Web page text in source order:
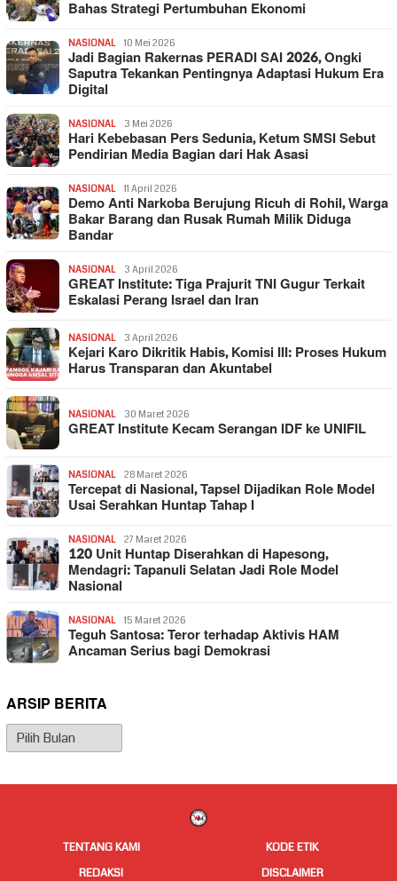
Bahas Strategi Pertumbuhan Ekonomi
NASIONAL 10 Mei 2026
Jadi Bagian Rakernas PERADI SAI 2026, Ongki
Saputra Tekankan Pentingnya Adaptasi Hukum Era
Digital
NASIONAL 3 Mei 2026
Hari Kebebasan Pers Sedunia, Ketum SMSI Sebut
Pendirian Media Bagian dari Hak Asasi
NASIONAL 11 April 2026
Demo Anti Narkoba Berujung Ricuh di Rohil, Warga
Bakar Barang dan Rusak Rumah Milik Diduga
Bandar
NASIONAL 3 April 2026
GREAT Institute: Tiga Prajurit TNI Gugur Terkait
Eskalasi Perang Israel dan Iran
NASIONAL 3 April 2026
Kejari Karo Dikritik Habis, Komisi III: Proses Hukum
Harus Transparan dan Akuntabel
NASIONAL 30 Maret 2026
GREAT Institute Kecam Serangan IDF ke UNIFIL
NASIONAL 28 Maret 2026
Tercepat di Nasional, Tapsel Dijadikan Role Model
Usai Serahkan Huntap Tahap I
NASIONAL 27 Maret 2026
120 Unit Huntap Diserahkan di Hapesong,
Mendagri: Tapanuli Selatan Jadi Role Model
Nasional
NASIONAL 15 Maret 2026
Teguh Santosa: Teror terhadap Aktivis HAM
Ancaman Serius bagi Demokrasi
ARSIP BERITA
Arsip
Berita
TENTANG KAMI
KODE ETIK
REDAKSI
DISCLAIMER